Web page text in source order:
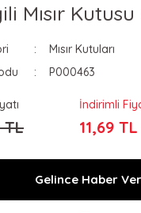
Mısır
Mısır Kutuları
P000463
TL
İndirimli
11,69 TL
Gelince Haber Ver